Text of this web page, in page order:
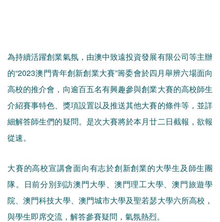
為持續活躍創業氣氛，由澳中致遠投資發展有限公司等主辦
的“2023澳門青年創新創業大賽”籌委會於四月舉辨六場面向
高校的推介會，向逾百五名有興趣參與創業大賽的高校師生
介紹賽事特色、獎項設置以及推送其他大賽的條件等，並詳
細解答師生們的疑問。是次大賽將於本月廿二日截報，欲報
從速。
大賽的高校宣講會面向有志於創新創業的大學生及師生團
隊。日前分別到訪澳門大學、澳門理工大學、澳門旅遊學
院、澳門科技大學、澳門城市大學及聖若瑟大學六所高校，
與學生即席交流，解答參賽疑問，氣氛熱烈。